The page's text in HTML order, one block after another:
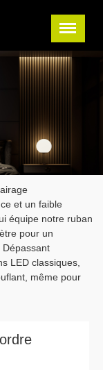
et un faible
équipe notre ruban
pour un
LED classiques,
même pour